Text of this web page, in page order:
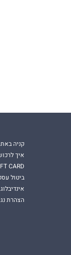
קניה
איך
CARD
ביטול
אינדיבלוג
הצהרת